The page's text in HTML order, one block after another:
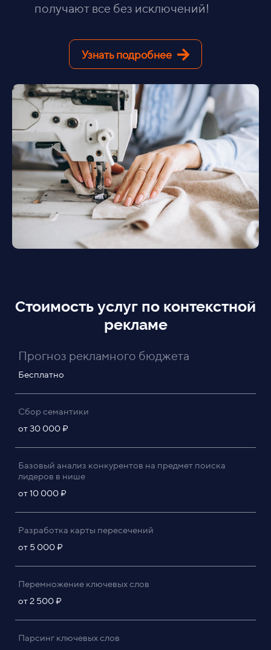
получают все без исключений!
Узнать подробнее
Стоимость услуг по контекстной
рекламе
Прогноз рекламного бюджета
Бесплатно
Сбор семантики
от 30 000 ₽
Базовый анализ конкурентов на предмет поиска
лидеров в нише
от 10 000 ₽
Разработка карты пересечений
от 5 000 ₽
Перемножение ключевых слов
от 2 500 ₽
Парсинг ключевых слов